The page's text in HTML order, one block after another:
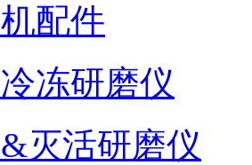
配件
冻研磨仪
灭活研磨仪